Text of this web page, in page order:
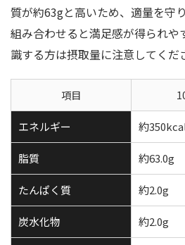
質が約63gと高いため、適量を守
組み合わせると満足感が得られや
識する方は摂取量に注意してくだ
項目
エネルギー 約
脂質 約63.0g
たんぱく質 約2.0g
炭水化物 約2.0g